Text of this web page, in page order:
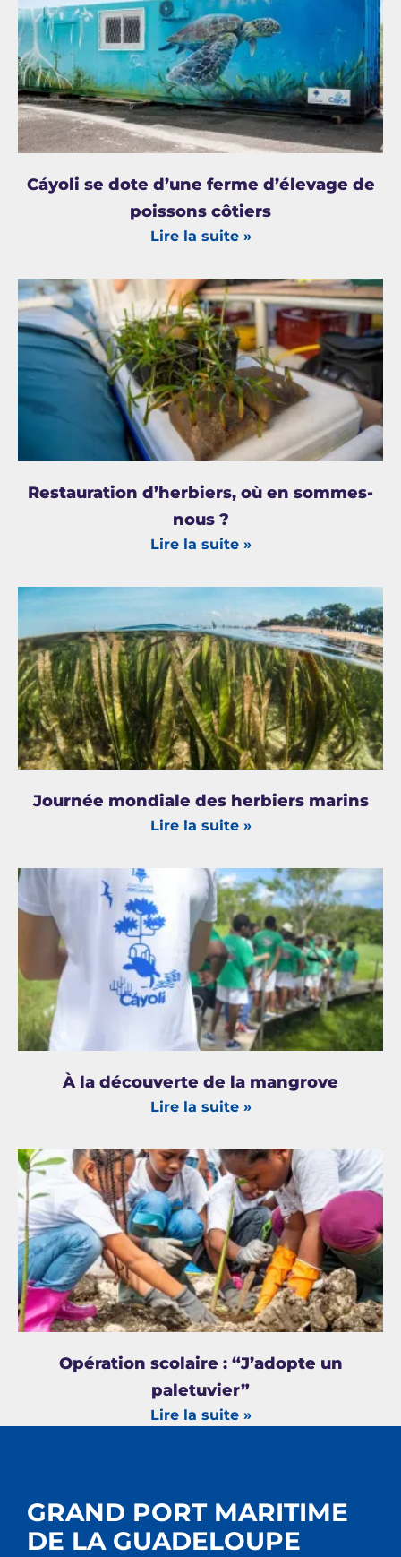
Cáyoli se dote d’une ferme d’élevage de
poissons côtiers
Lire la suite »
Restauration d’herbiers, où en sommes-
nous ?
Lire la suite »
Journée mondiale des herbiers marins
Lire la suite »
À la découverte de la mangrove
Lire la suite »
Opération scolaire : “J’adopte un
paletuvier”
Lire la suite »
GRAND PORT MARITIME
DE LA GUADELOUPE